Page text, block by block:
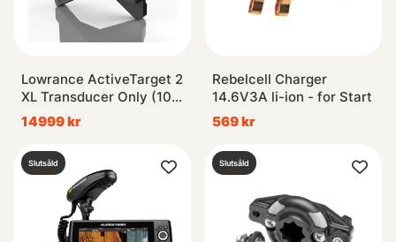
Lowrance ActiveTarget 2
XL Transducer Only (10
ft cable)
14999 kr
Rebelcell Charger
14.6V3A li-ion - for Start
569 kr
Slutsåld Slutsåld